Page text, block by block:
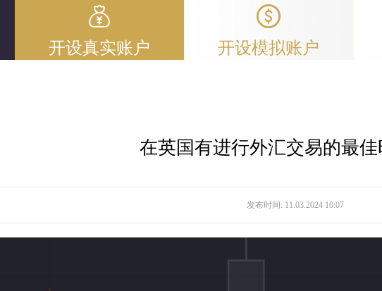
开设真实账户 开设模拟账户
在英国有进行外汇交易的最佳
发布时间: 11.03.2024 10:07